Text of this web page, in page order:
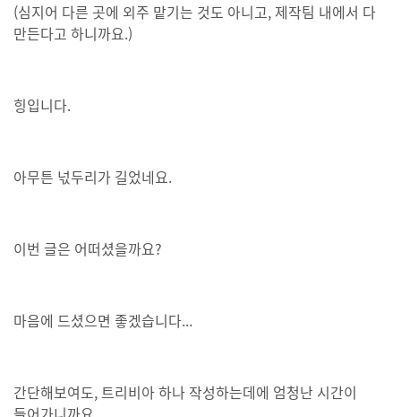
(심지어 다른 곳에 외주 맡기는 것도 아니고, 제작팀 내에서 다
만든다고 하니까요.)
힝입니다.
아무튼 넋두리가 길었네요.
이번 글은 어떠셨을까요?
마음에 드셨으면 좋겠습니다...
간단해보여도, 트리비아 하나 작성하는데에 엄청난 시간이